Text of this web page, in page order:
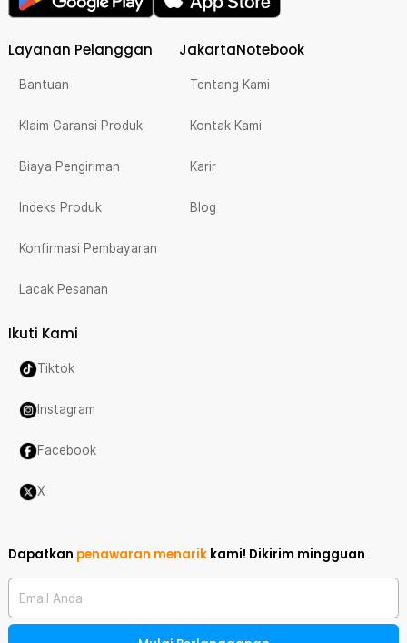
Layanan Pelanggan
Bantuan
Klaim Garansi Produk
Biaya Pengiriman
Indeks Produk
Konfirmasi Pembayaran
Lacak Pesanan
JakartaNotebook
Tentang Kami
Kontak Kami
Karir
Blog
Ikuti Kami
Tiktok
Instagram
Facebook
X
Dapatkan penawaran menarik kami! Dikirim mingguan
Email Anda